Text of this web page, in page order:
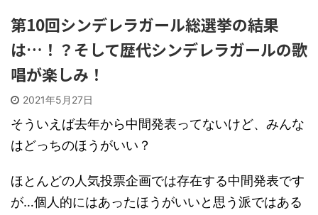
第10回シンデレラガール総選挙の結果
は…！？そして歴代シンデレラガールの歌
唱が楽しみ！
2021年5月27日
そういえば去年から中間発表ってないけど、みんな
はどっちのほうがいい？
ほとんどの人気投票企画では存在する中間発表です
が…個人的にはあったほうがいいと思う派ではある